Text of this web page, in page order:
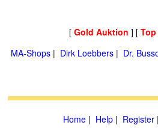
[ Gold Auktion ] [
MA-Shops | Dirk Loebbers | Dr.
Home | Help | Register |